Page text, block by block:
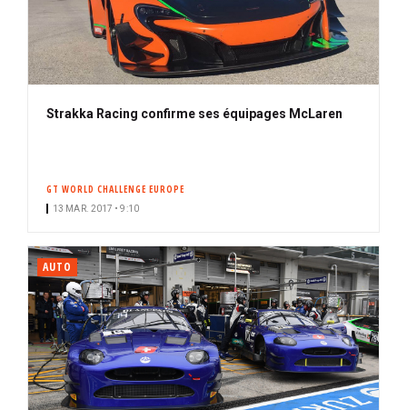
Strakka Racing confirme ses équipages McLaren
GT WORLD CHALLENGE EUROPE
13 MAR. 2017 • 9:10
AUTO